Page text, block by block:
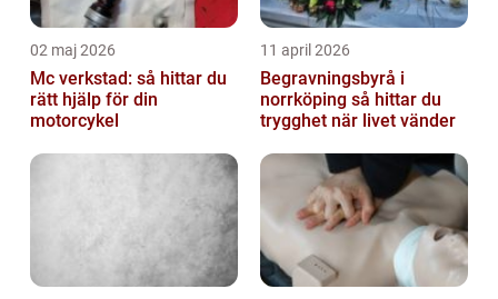
02 maj 2026
Mc verkstad: så hittar du
rätt hjälp för din
motorcykel
11 april 2026
Begravningsbyrå i
norrköping så hittar du
trygghet när livet vänder